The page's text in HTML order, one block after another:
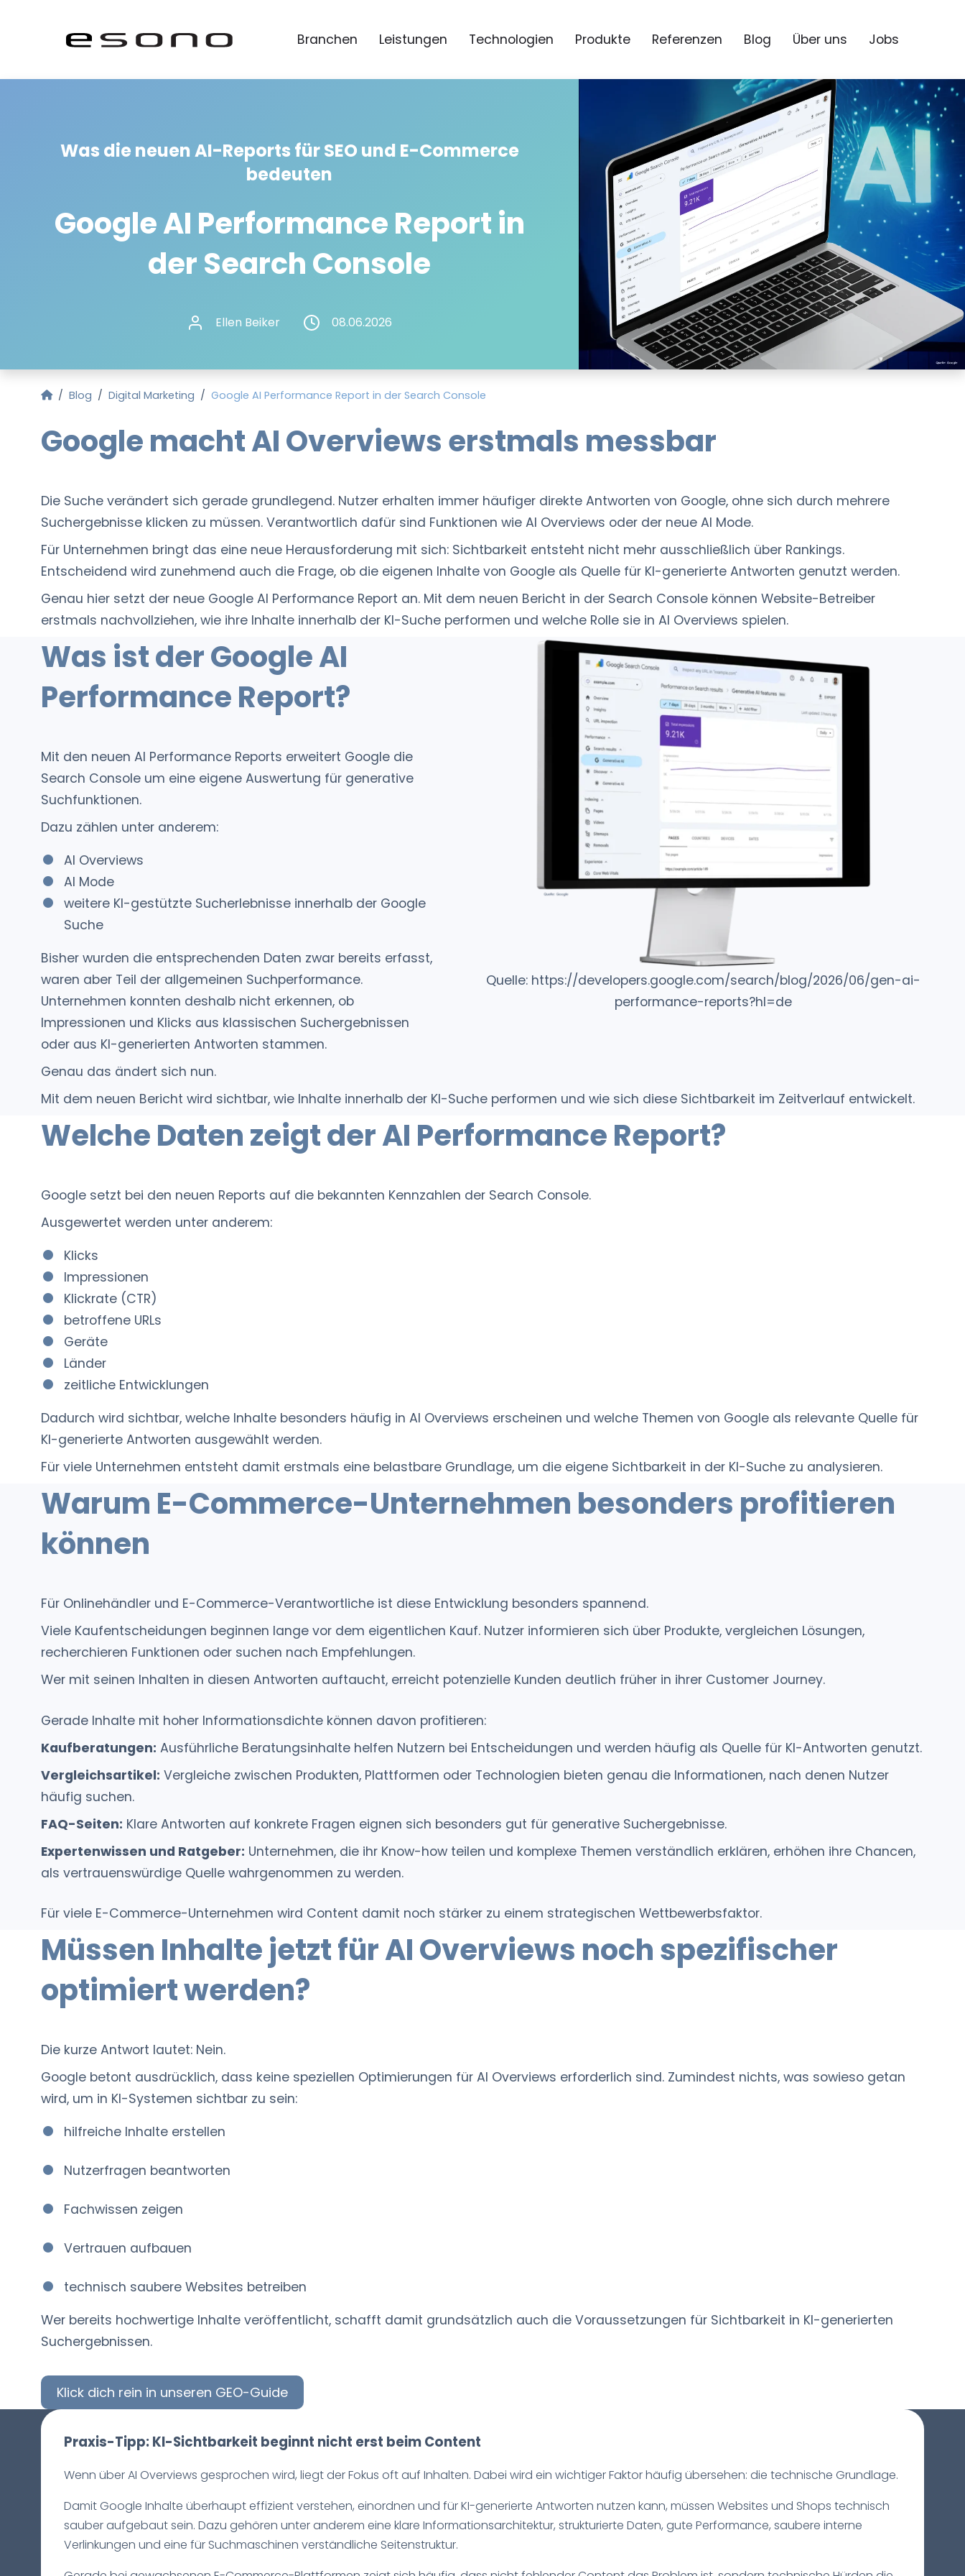
Branchen Leistungen Technologien Produkte Referenzen Blog Über uns Jobs
Was die neuen AI-Reports für SEO und E-Commerce
bedeuten
Google AI Performance Report in
der Search Console
Ellen Beiker 08.06.2026
Startseite
Blog Digital Marketing Google AI Performance Report in der Search Console
Google macht AI Overviews erstmals messbar
Die Suche verändert sich gerade grundlegend. Nutzer erhalten immer häufiger direkte Antworten von Google, ohne sich durch mehrere
Suchergebnisse klicken zu müssen. Verantwortlich dafür sind Funktionen wie AI Overviews oder der neue AI Mode.
Für Unternehmen bringt das eine neue Herausforderung mit sich: Sichtbarkeit entsteht nicht mehr ausschließlich über Rankings.
Entscheidend wird zunehmend auch die Frage, ob die eigenen Inhalte von Google als Quelle für KI-generierte Antworten genutzt werden.
Genau hier setzt der neue Google AI Performance Report an. Mit dem neuen Bericht in der Search Console können Website-Betreiber
erstmals nachvollziehen, wie ihre Inhalte innerhalb der KI-Suche performen und welche Rolle sie in AI Overviews spielen.
Quelle: https://developers.google.com/search/blog/2026/06/gen-ai-
performance-reports?hl=de
Was ist der Google AI
Performance Report?
Mit den neuen AI Performance Reports erweitert Google die
Search Console um eine eigene Auswertung für generative
Suchfunktionen.
Dazu zählen unter anderem:
AI Overviews
AI Mode
weitere KI-gestützte Sucherlebnisse innerhalb der Google
Suche
Bisher wurden die entsprechenden Daten zwar bereits erfasst,
waren aber Teil der allgemeinen Suchperformance.
Unternehmen konnten deshalb nicht erkennen, ob
Impressionen und Klicks aus klassischen Suchergebnissen
oder aus KI-generierten Antworten stammen.
Genau das ändert sich nun.
Mit dem neuen Bericht wird sichtbar, wie Inhalte innerhalb der KI-Suche performen und wie sich diese Sichtbarkeit im Zeitverlauf entwickelt.
Welche Daten zeigt der AI Performance Report?
Google setzt bei den neuen Reports auf die bekannten Kennzahlen der Search Console.
Ausgewertet werden unter anderem:
Klicks
Impressionen
Klickrate (CTR)
betroffene URLs
Geräte
Länder
zeitliche Entwicklungen
Dadurch wird sichtbar, welche Inhalte besonders häufig in AI Overviews erscheinen und welche Themen von Google als relevante Quelle für
KI-generierte Antworten ausgewählt werden.
Für viele Unternehmen entsteht damit erstmals eine belastbare Grundlage, um die eigene Sichtbarkeit in der KI-Suche zu analysieren.
Warum E-Commerce-Unternehmen besonders profitieren
können
Für Onlinehändler und E-Commerce-Verantwortliche ist diese Entwicklung besonders spannend.
Viele Kaufentscheidungen beginnen lange vor dem eigentlichen Kauf. Nutzer informieren sich über Produkte, vergleichen Lösungen,
recherchieren Funktionen oder suchen nach Empfehlungen.
Wer mit seinen Inhalten in diesen Antworten auftaucht, erreicht potenzielle Kunden deutlich früher in ihrer Customer Journey.
Gerade Inhalte mit hoher Informationsdichte können davon profitieren:
Kaufberatungen: Ausführliche Beratungsinhalte helfen Nutzern bei Entscheidungen und werden häufig als Quelle für KI-Antworten genutzt.
Vergleichsartikel: Vergleiche zwischen Produkten, Plattformen oder Technologien bieten genau die Informationen, nach denen Nutzer
häufig suchen.
FAQ-Seiten: Klare Antworten auf konkrete Fragen eignen sich besonders gut für generative Suchergebnisse.
Expertenwissen und Ratgeber: Unternehmen, die ihr Know-how teilen und komplexe Themen verständlich erklären, erhöhen ihre Chancen,
als vertrauenswürdige Quelle wahrgenommen zu werden.
Für viele E-Commerce-Unternehmen wird Content damit noch stärker zu einem strategischen Wettbewerbsfaktor.
Müssen Inhalte jetzt für AI Overviews noch spezifischer
optimiert werden?
Die kurze Antwort lautet: Nein.
Google betont ausdrücklich, dass keine speziellen Optimierungen für AI Overviews erforderlich sind. Zumindest nichts, was sowieso getan
wird, um in KI-Systemen sichtbar zu sein:
hilfreiche Inhalte erstellen
Nutzerfragen beantworten
Fachwissen zeigen
Vertrauen aufbauen
technisch saubere Websites betreiben
Wer bereits hochwertige Inhalte veröffentlicht, schafft damit grundsätzlich auch die Voraussetzungen für Sichtbarkeit in KI-generierten
Suchergebnissen.
Klick dich rein in unseren GEO-Guide
Praxis-Tipp: KI-Sichtbarkeit beginnt nicht erst beim Content
Wenn über AI Overviews gesprochen wird, liegt der Fokus oft auf Inhalten. Dabei wird ein wichtiger Faktor häufig übersehen: die technische Grundlage.
Damit Google Inhalte überhaupt effizient verstehen, einordnen und für KI-generierte Antworten nutzen kann, müssen Websites und Shops technisch
sauber aufgebaut sein. Dazu gehören unter anderem eine klare Informationsarchitektur, strukturierte Daten, gute Performance, saubere interne
Verlinkungen und eine für Suchmaschinen verständliche Seitenstruktur.